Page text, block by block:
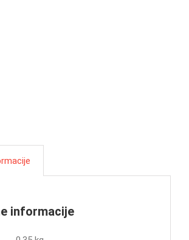
informacije